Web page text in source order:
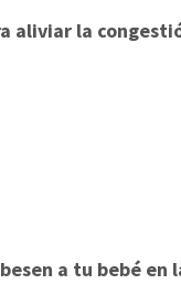
aliviar la
a tu bebé en